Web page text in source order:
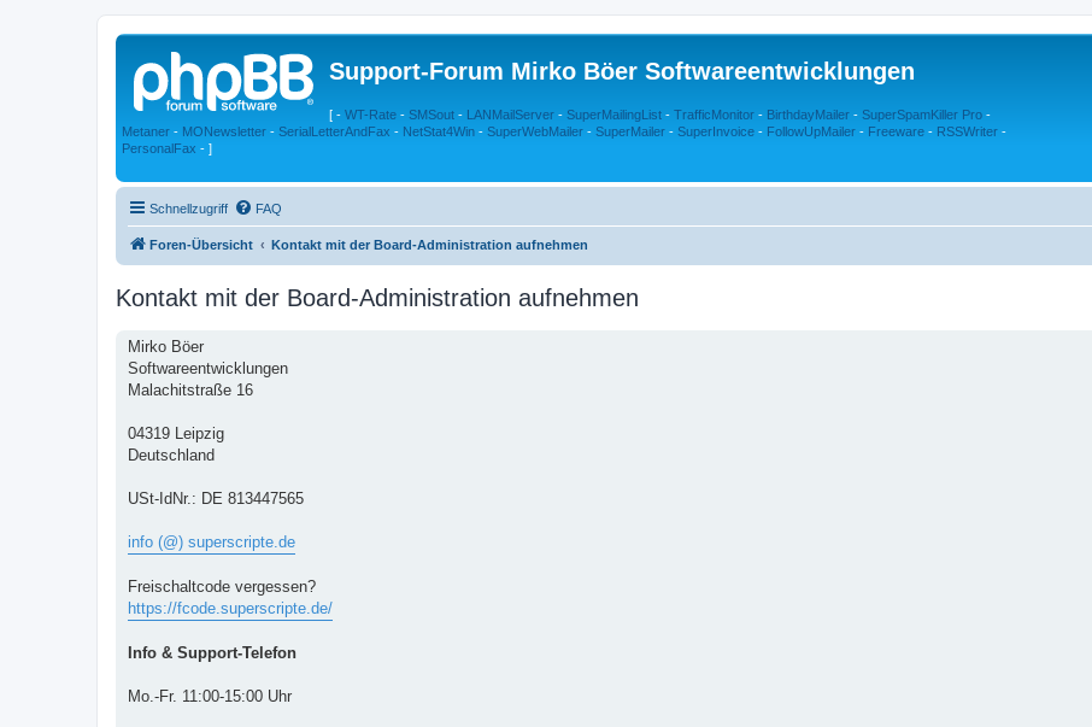
Support-Forum Mirko Böer Softwareentwicklungen
[ - WT-Rate - SMSout - LANMailServer - SuperMailingList - TrafficMonitor - BirthdayMailer - SuperSpamKiller Pro -
Metaner - MONewsletter - SerialLetterAndFax - NetStat4Win - SuperWebMailer - SuperMailer - SuperInvoice - FollowUpMailer - Freeware - RSSWriter -
PersonalFax - ]
Schnellzugriff FAQ
Foren-Übersicht Kontakt mit der Board-Administration aufnehmen
Kontakt mit der Board-Administration aufnehmen
Mirko Böer
Softwareentwicklungen
Malachitstraße 16
04319 Leipzig
Deutschland
USt-IdNr.: DE 813447565
info (@) superscripte.de
Freischaltcode vergessen?
https://fcode.superscripte.de/
Info & Support-Telefon
Mo.-Fr. 11:00-15:00 Uhr